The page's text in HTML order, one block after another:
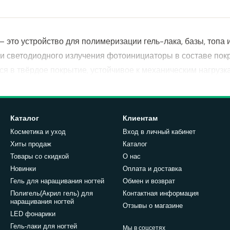
устройство для полимеризации гель-лака, базы, топа
светодиодного излучения фотоинициаторы в составе
в твёрдое покрытие, устойчивое к механическим
в большинстве салонов и у домашних мастеров:
UV, и современные LED-базы и топы.
лампа и как она работает
маникюрной лампы одинаков: источник света
реакцию полимеризации. Разница между типами
Каталог
Косметика и уход
Хиты продаж
Товары со скидкой
Новинки
Гель для наращивания ногтей
Полигель(Акрил гель) для
наращивания ногтей
LED фонарики
Гель-лаки для ногтей
Клиентам
Вход в личный кабинет
Каталог
О нас
Оплата и доставка
Обмен и возврат
Контактная информация
Отзывы о магазине
Мы в соцсетях